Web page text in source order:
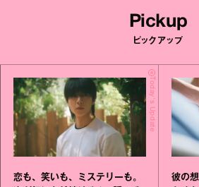
Pickup
ピックアップ
Today's Update
恋も、笑いも、ミステリーも。
彼の